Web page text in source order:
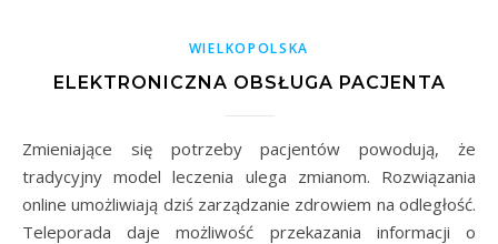
WIELKOPOLSKA
ELEKTRONICZNA OBSŁUGA PACJENTA
Zmieniające się potrzeby pacjentów powodują, że
tradycyjny model leczenia ulega zmianom. Rozwiązania
online umożliwiają dziś zarządzanie zdrowiem na odległość.
Teleporada daje możliwość przekazania informacji o